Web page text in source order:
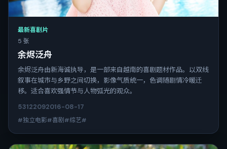
最新喜剧片
5 张
余烬泛舟
余烬泛舟由新海诚执导，是一部来自越南的喜剧题材作品。以双线
叙事在城市与乡野之间切换，影像气质统一，色调随剧情冷暖迁
移。适合喜欢强情节与人物弧光的观众。
53122092016-08-17
#独立电影#喜剧#综艺#